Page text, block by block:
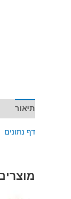
תיאור
דף נתונים